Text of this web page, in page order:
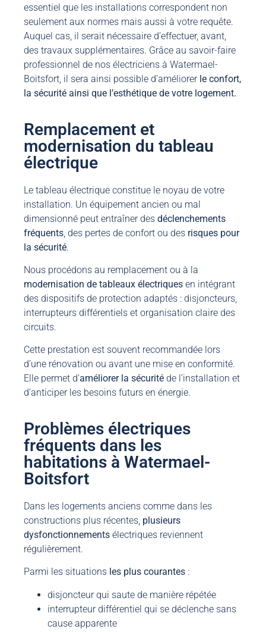
essentiel que les installations correspondent non
seulement aux normes mais aussi à votre requête.
Auquel cas, il serait nécessaire d’effectuer, avant,
des travaux supplémentaires. Grâce au savoir-faire
professionnel de nos électriciens à Watermael-
Boitsfort, il sera ainsi possible d’améliorer le confort,
la sécurité ainsi que l’esthétique de votre logement.
Remplacement et
modernisation du tableau
électrique
Le tableau électrique constitue le noyau de votre
installation. Un équipement ancien ou mal
dimensionné peut entraîner des déclenchements
fréquents , des pertes de confort ou des risques pour
la sécurité.
Nous procédons au remplacement ou à la
modernisation de tableaux électriques en intégrant
des dispositifs de protection adaptés : disjoncteurs,
interrupteurs différentiels et organisation claire des
circuits.
Cette prestation est souvent recommandée lors
d’une rénovation ou avant une mise en conformité.
Elle permet d’améliorer la sécurité de l’installation et
d’anticiper les besoins futurs en énergie.
Problèmes électriques
fréquents dans les
habitations à Watermael-
Boitsfort
Dans les logements anciens comme dans les
constructions plus récentes, plusieurs
dysfonctionnements électriques reviennent
régulièrement.
Parmi les situations les plus courantes :
disjoncteur qui saute de manière répétée
interrupteur différentiel qui se déclenche sans
cause apparente